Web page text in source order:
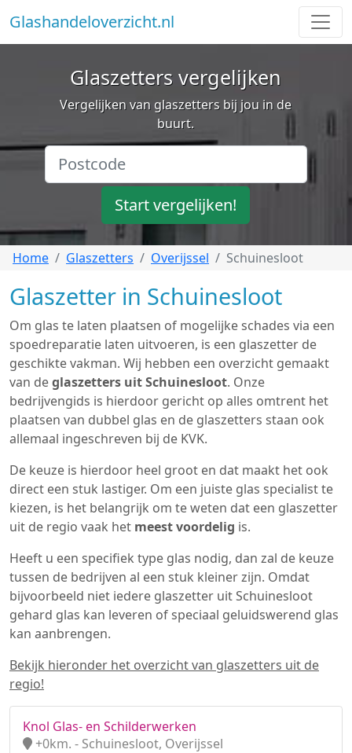
Glashandeloverzicht.nl
Glaszetters vergelijken
Vergelijken van glaszetters bij jou in de
buurt.
Start vergelijken!
Home Glaszetters Overijssel Schuinesloot
Glaszetter in Schuinesloot
Om glas te laten plaatsen of mogelijke schades via een
spoedreparatie laten uitvoeren, is een glaszetter de
geschikte vakman. Wij hebben een overzicht gemaakt
van deglaszetters uit Schuinesloot. Onze
bedrijvengids is hierdoor gericht op alles omtrent het
plaatsen van dubbel glas en de glaszetters staan ook
allemaal ingeschreven bij de KVK.
De keuze is hierdoor heel groot en dat maakt het ook
direct een stuk lastiger. Om een juiste glas specialist te
kiezen, is het belangrijk om te weten dat een glaszetter
uit de regio vaak het meest voordelig is.
Heeft u een specifiek type glas nodig, dan zal de keuze
tussen de bedrijven al een stuk kleiner zijn. Omdat
bijvoorbeeld niet iedere glaszetter uit Schuinesloot
gehard glas kan leveren of speciaal geluidswerend glas
kan aanbrengen.
Bekijk hieronder het overzicht van glaszetters uit de
regio!
Knol Glas- en Schilderwerken
+0km. - Schuinesloot, Overijssel